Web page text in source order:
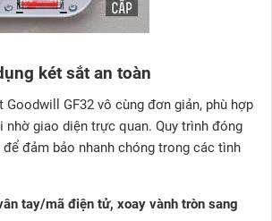
két sắt an toàn
GF32 vô cùng đơn giản, phù hợp
giao diện trực quan. Quy trình đóng
đảm bảo nhanh chóng trong các tình
tay/mã điện tử, xoay vành tròn sang